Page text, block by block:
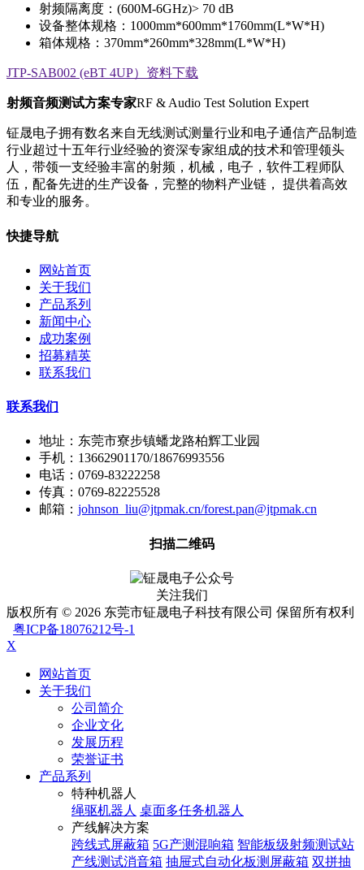
射频隔离度：(600M-6GHz)> 70 dB
设备整体规格：1000mm*600mm*1760mm(L*W*H)
箱体规格：370mm*260mm*328mm(L*W*H)
JTP-SAB002 (eBT 4UP）资料下载
射频音频测试方案专家RF & Audio Test Solution Expert
钲晟电子拥有数名来自无线测试测量行业和电子通信产品制造
行业超过十五年行业经验的资深专家组成的技术和管理领头
人，带领一支经验丰富的射频，机械，电子，软件工程师队
伍，配备先进的生产设备，完整的物料产业链， 提供着高效
和专业的服务。
快捷导航
网站首页
关于我们
产品系列
新闻中心
成功案例
招募精英
联系我们
联系我们
地址：东莞市寮步镇蟠龙路柏辉工业园
手机：13662901170/18676993556
电话：0769-83222258
传真：0769-82225528
邮箱： johnson_liu@jtpmak.cn/forest.pan@jtpmak.cn
扫描二维码
关注我们
版权所有 © 2026 东莞市钲晟电子科技有限公司 保留所有权利
粤ICP备18076212号-1
X
网站首页
关于我们
公司简介
企业文化
发展历程
荣誉证书
产品系列
特种机器人
绳驱机器人 桌面多任务机器人
产线解决方案
跨线式屏蔽箱 5G产测混响箱 智能板级射频测试站
产线测试消音箱 抽屉式自动化板测屏蔽箱 双拼抽